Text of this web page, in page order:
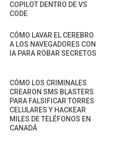
COPILOT DENTRO DE VS
CODE
CÓMO LAVAR EL CEREBRO
A LOS NAVEGADORES CON
IA PARA ROBAR SECRETOS
CÓMO LOS CRIMINALES
CREARON SMS BLASTERS
PARA FALSIFICAR TORRES
CELULARES Y HACKEAR
MILES DE TELÉFONOS EN
CANADÁ